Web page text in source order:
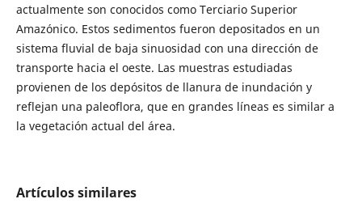
actualmente son conocidos como Terciario Superior
Amazónico. Estos sedimentos fueron depositados en un
sistema fluvial de baja sinuosidad con una dirección de
transporte hacia el oeste. Las muestras estudiadas
provienen de los depósitos de llanura de inundación y
reflejan una paleoflora, que en grandes líneas es similar a
la vegetación actual del área.
Artículos similares